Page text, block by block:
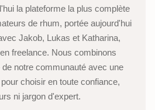
la plateforme la plus complète
de rhum, portée aujourd'hui
Jakob, Lukas et Katharina,
freelance. Nous combinons
notre communauté avec une
choisir en toute confiance,
ni jargon d'expert.